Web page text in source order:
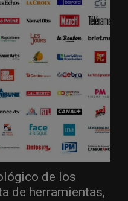
de los
de herramientas,